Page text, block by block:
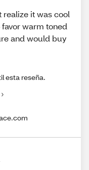
realize it was cool
warm toned
and would buy
esta reseña.